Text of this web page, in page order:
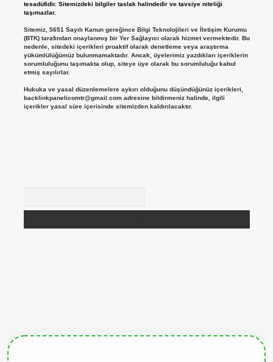
tesadüfidir. Sitemizdeki bilgiler taslak halindedir ve tavsiye niteliği
taşımazlar.
Sitemiz, 5651 Sayılı Kanun gereğince Bilgi Teknolojileri ve İletişim Kurumu
(BTK) tarafından onaylanmış bir Yer Sağlayıcı olarak hizmet vermektedir. Bu
nedenle, sitedeki içerikleri proaktif olarak denetleme veya araştırma
yükümlülüğümüz bulunmamaktadır. Ancak, üyelerimiz yazdıkları içeriklerin
sorumluluğunu taşımakta olup, siteye üye olarak bu sorumluluğu kabul
etmiş sayılırlar.
Hukuka ve yasal düzenlemelere aykırı olduğunu düşündüğünüz içerikleri,
backlinkpanelicomtr@gmail.comadresine bildirmeniz halinde, ilgili
içerikler yasal süre içerisinde sitemizden kaldırılacaktır.